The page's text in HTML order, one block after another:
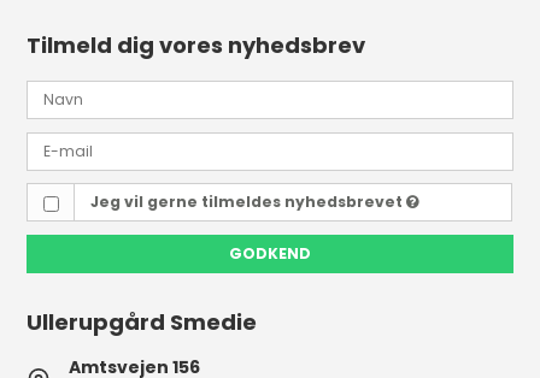
Tilmeld dig vores nyhedsbrev
Jeg vil gerne tilmeldes nyhedsbrevet
GODKEND
Ullerupgård Smedie
Amtsvejen 156